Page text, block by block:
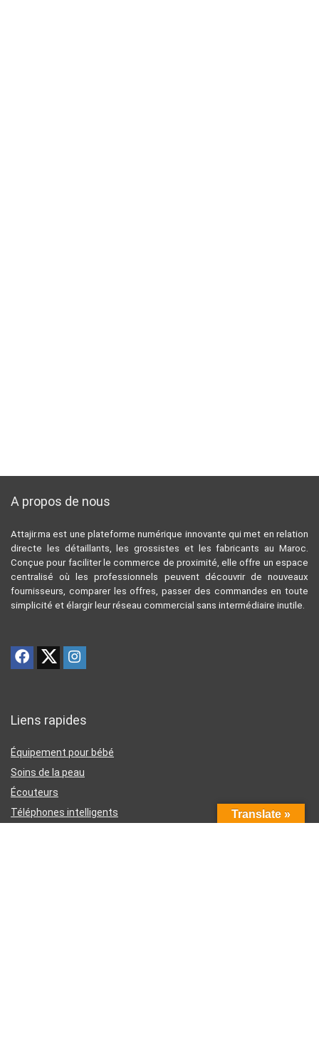
A propos de nous
Attajir.ma est une plateforme numérique innovante qui met en relation
directe les détaillants, les grossistes et les fabricants au Maroc.
Conçue pour faciliter le commerce de proximité, elle offre un espace
centralisé où les professionnels peuvent découvrir de nouveaux
fournisseurs, comparer les offres, passer des commandes en toute
simplicité et élargir leur réseau commercial sans intermédiaire inutile.
Liens rapides
Équipement pour bébé
Soins de la peau
Écouteurs
Téléphones intelligents
Translate »